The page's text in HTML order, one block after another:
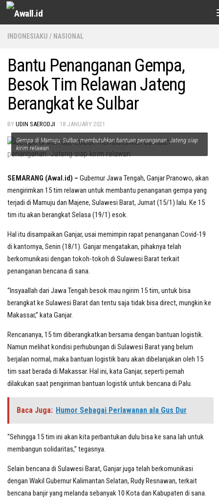
Skip to content
INDONESIAKU / NASIONAL
Bantu Penanganan Gempa,
Besok Tim Relawan Jateng
Berangkat ke Sulbar
BY UDIN SAERODJI · 18 JANUARY 2021
Gempa di Mamuju, Sulbar, membutuhkan bantuan penanganan. Jateng siap
kirim relawan
SEMARANG (Awal.id) – Gubernur Jawa Tengah, Ganjar Pranowo, akan
mengirimkan 15 tim relawan untuk membantu penanganan gempa yang
terjadi di Mamuju dan Majene, Sulawesi Barat, Jumat (15/1) lalu. Ke 15
tim itu akan berangkat Selasa (19/1) esok.
Hal itu disampaikan Ganjar, usai memimpin rapat penanganan Covid-19
di kantornya, Senin (18/1). Ganjar mengatakan, pihaknya telah
berkomunikasi dengan tokoh-tokoh di Sulawesi Barat terkait
penanganan bencana di sana.
“Insyaallah dari Jawa Tengah besok mau ngirim 15 tim, untuk bisa
berangkat ke Sulawesi Barat dan tentu saja tidak bisa direct, mungkin ke
Makassar,” kata Ganjar.
Rencananya, 15 tim diberangkatkan bersama dengan bantuan logistik.
Namun melihat kondisi perhubungan di Sulawesi Barat yang belum
berjalan normal, maka bantuan logistik baru akan dibelanjakan oleh 15
tim saat berada di Makassar. Hal ini, kata Ganjar, seperti pernah
dilakukan saat pengiriman bantuan logistik untuk bencana di Palu.
Baca Juga: Humor Sebagai Perlawanan ala Gus Dur
“Sehingga 15 tim ini akan kita perbantukan dulu bisa ke sana lah untuk
membangun solidaritas,” tegasnya.
Selain bencana di Sulawesi Barat, Ganjar juga telah berkomunikasi
dengan Wakil Gubernur Kalimantan Selatan, Rudy Resnawan, terkait
bencana banjir yang melanda sebanyak 10 Kota dan Kabupaten di sana.